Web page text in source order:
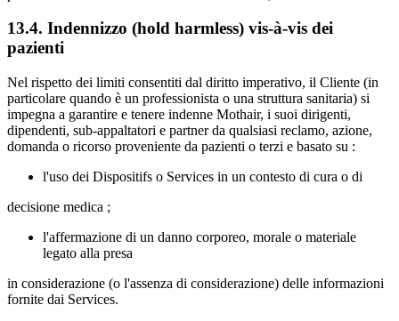
13.4. Indennizzo (hold harmless) vis‑à‑vis dei
pazienti
Nel rispetto dei limiti consentiti dal diritto imperativo, il Cliente (in
particolare quando è un professionista o una struttura sanitaria) si
impegna a garantire e tenere indenne Mothair, i suoi dirigenti,
dipendenti, sub‑appaltatori e partner da qualsiasi reclamo, azione,
domanda o ricorso proveniente da pazienti o terzi e basato su :
l'uso dei Dispositifs o Services in un contesto di cura o di
decisione medica ;
l'affermazione di un danno corporeo, morale o materiale
legato alla presa
in considerazione (o l'assenza di considerazione) delle informazioni
fornite dai Services.